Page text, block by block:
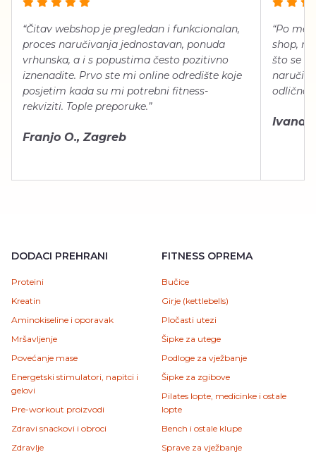
“Čitav webshop je pregledan i funkcionalan,
proces naručivanja jednostavan, ponuda
vrhunska, a i s popustima često pozitivno
iznenadite. Prvo ste mi online odredište koje
posjetim kada su mi potrebni fitness-
rekviziti. Tople preporuke.”
Franjo O., Zagreb
“Po
shop,
što se
naručiti,
odlično
Ivana
DODACI PREHRANI
Proteini
Kreatin
Aminokiseline i oporavak
Mršavljenje
Povećanje mase
Energetski stimulatori, napitci i
gelovi
Pre-workout proizvodi
Zdravi snackovi i obroci
Zdravlje
FITNESS OPREMA
Bučice
Girje (kettlebells)
Pločasti utezi
Šipke za utege
Podloge za vježbanje
Šipke za zgibove
Pilates lopte, medicinke i ostale
lopte
Bench i ostale klupe
Sprave za vježbanje